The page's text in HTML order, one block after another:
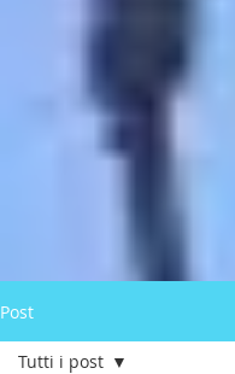
Post
Tutti i post